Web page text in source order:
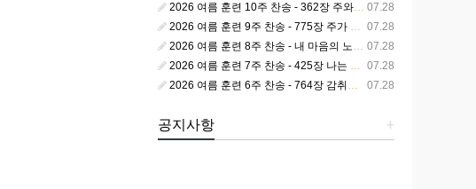
07.28
2026 여름 훈련 10주 찬송 - 362장 주와 함께 못 박혀서
07.28
2026 여름 훈련 9주 찬송 - 775장 주가 구속하신 백성
07.28
2026 여름 훈련 8주 찬송 - 내 마음의 노래 393장 참 영광스런 우리 왕
07.28
2026 여름 훈련 7주 찬송 - 425장 나는 피조된 그릇
07.28
2026 여름 훈련 6주 찬송 - 764장 감취었던 비밀 나타났으니
+
공지사항